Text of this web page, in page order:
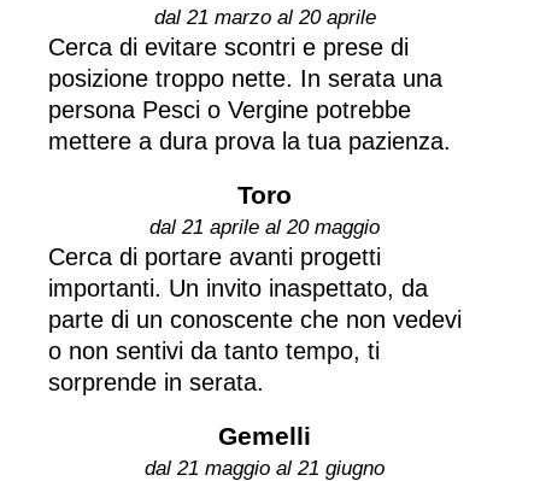
dal 21 marzo al 20 aprile
Cerca di evitare scontri e prese di
posizione troppo nette. In serata una
persona Pesci o Vergine potrebbe
mettere a dura prova la tua pazienza.
Toro
dal 21 aprile al 20 maggio
Cerca di portare avanti progetti
importanti. Un invito inaspettato, da
parte di un conoscente che non vedevi
o non sentivi da tanto tempo, ti
sorprende in serata.
Gemelli
dal 21 maggio al 21 giugno